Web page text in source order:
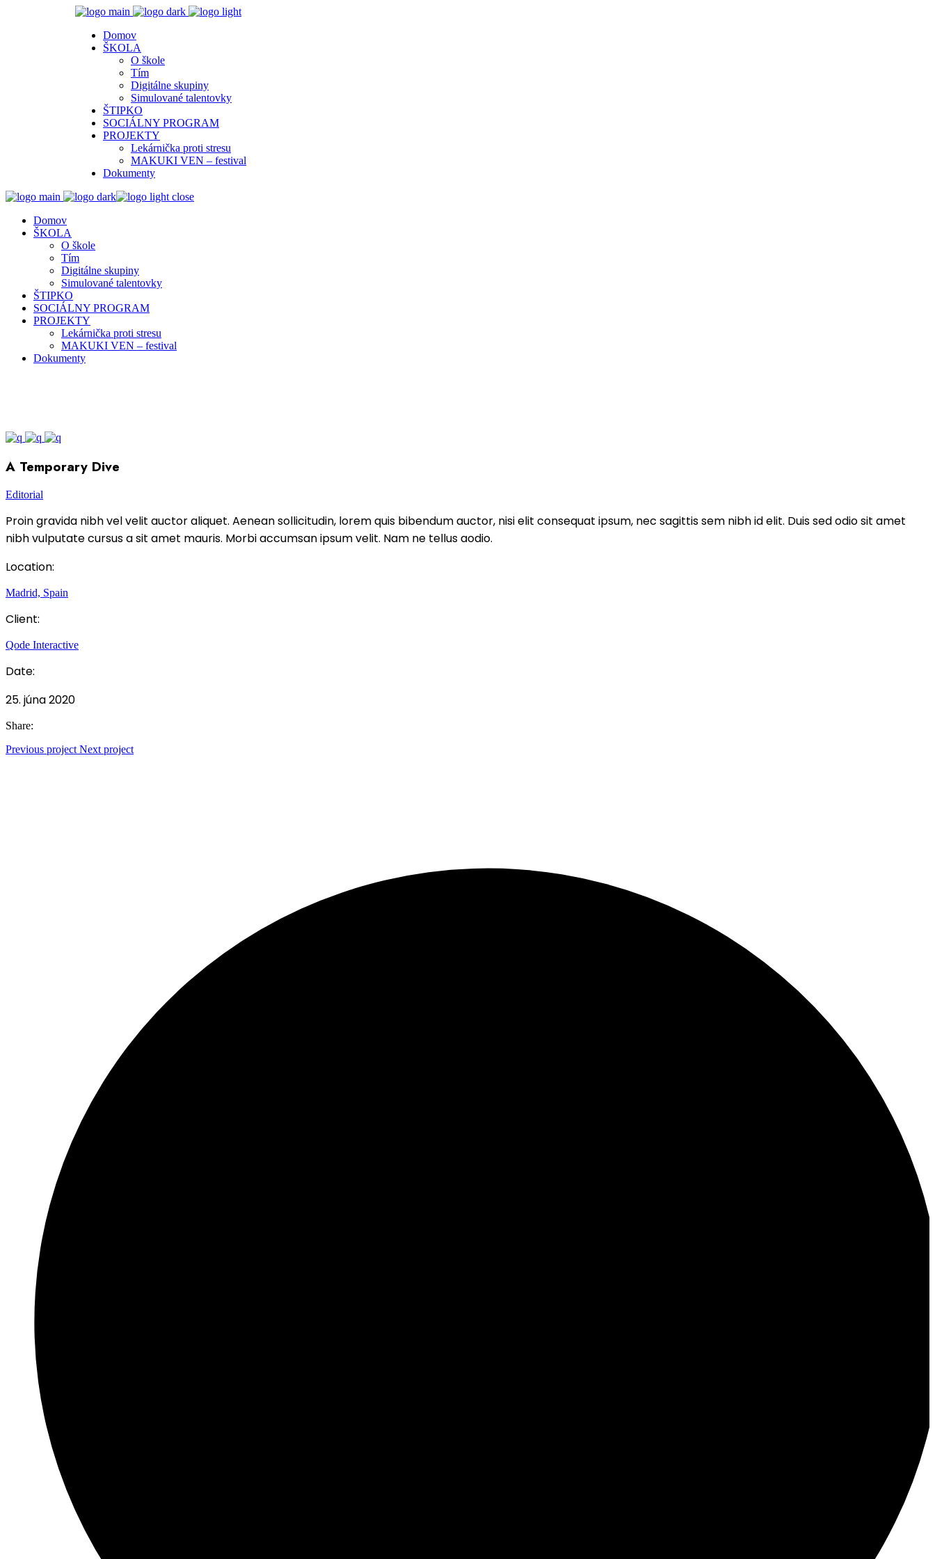
Domov
ŠKOLA
O škole
Tím
Digitálne skupiny
Simulované talentovky
ŠTIPKO
SOCIÁLNY PROGRAM
PROJEKTY
Lekárnička proti stresu
MAKUKI VEN – festival
Dokumenty
close
Domov
ŠKOLA
O škole
Tím
Digitálne skupiny
Simulované talentovky
ŠTIPKO
SOCIÁLNY PROGRAM
PROJEKTY
Lekárnička proti stresu
MAKUKI VEN – festival
Dokumenty
A Temporary Dive
Editorial
Proin gravida nibh vel velit auctor aliquet. Aenean sollicitudin, lorem quis bibendum auctor, nisi elit consequat ipsum, nec sagittis sem nibh id elit. Duis sed odio sit amet
nibh vulputate cursus a sit amet mauris. Morbi accumsan ipsum velit. Nam ne tellus aodio.
Location:
Madrid, Spain
Client:
Qode Interactive
Date:
25. júna 2020
Share:
Previous project Next project